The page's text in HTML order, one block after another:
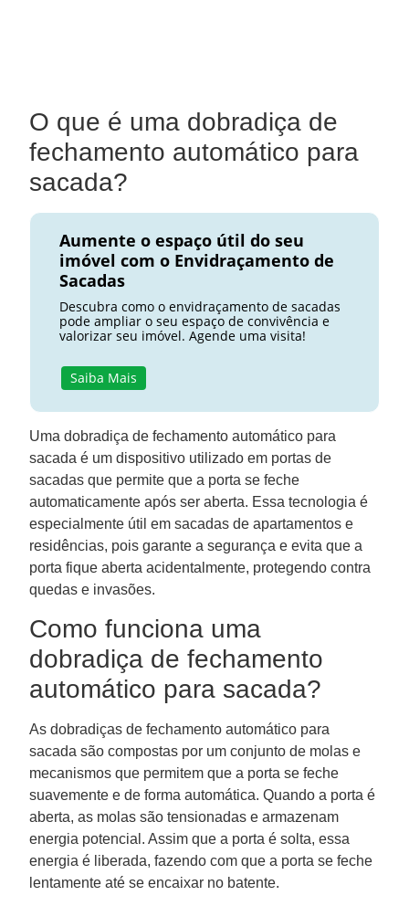
O que é uma dobradiça de
fechamento automático para
sacada?
Aumente o espaço útil do seu
imóvel com o Envidraçamento de
Sacadas
Descubra como o envidraçamento de sacadas
pode ampliar o seu espaço de convivência e
valorizar seu imóvel. Agende uma visita!
Saiba Mais
Uma dobradiça de fechamento automático para
sacada é um dispositivo utilizado em portas de
sacadas que permite que a porta se feche
automaticamente após ser aberta. Essa tecnologia é
especialmente útil em sacadas de apartamentos e
residências, pois garante a segurança e evita que a
porta fique aberta acidentalmente, protegendo contra
quedas e invasões.
Como funciona uma
dobradiça de fechamento
automático para sacada?
As dobradiças de fechamento automático para
sacada são compostas por um conjunto de molas e
mecanismos que permitem que a porta se feche
suavemente e de forma automática. Quando a porta é
aberta, as molas são tensionadas e armazenam
energia potencial. Assim que a porta é solta, essa
energia é liberada, fazendo com que a porta se feche
lentamente até se encaixar no batente.